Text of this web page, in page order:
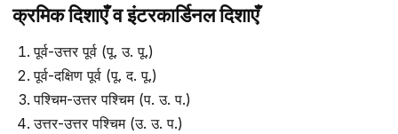
क्रमिक दिशाएँ व इंटरकार्डिनल दिशाएँ
पूर्व-उत्तर पूर्व (पू. उ. पू.)
पूर्व-दक्षिण पूर्व (पू. द. पू.)
पश्चिम-उत्तर पश्चिम (प. उ. प.)
उत्तर-उत्तर पश्चिम (उ. उ. प.)